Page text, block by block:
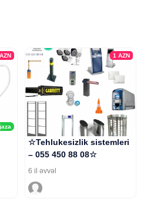
AZN 1 AZN
☆Tehlukesizlik sistemleri
– 055 450 88 08☆
6 il əvvəl